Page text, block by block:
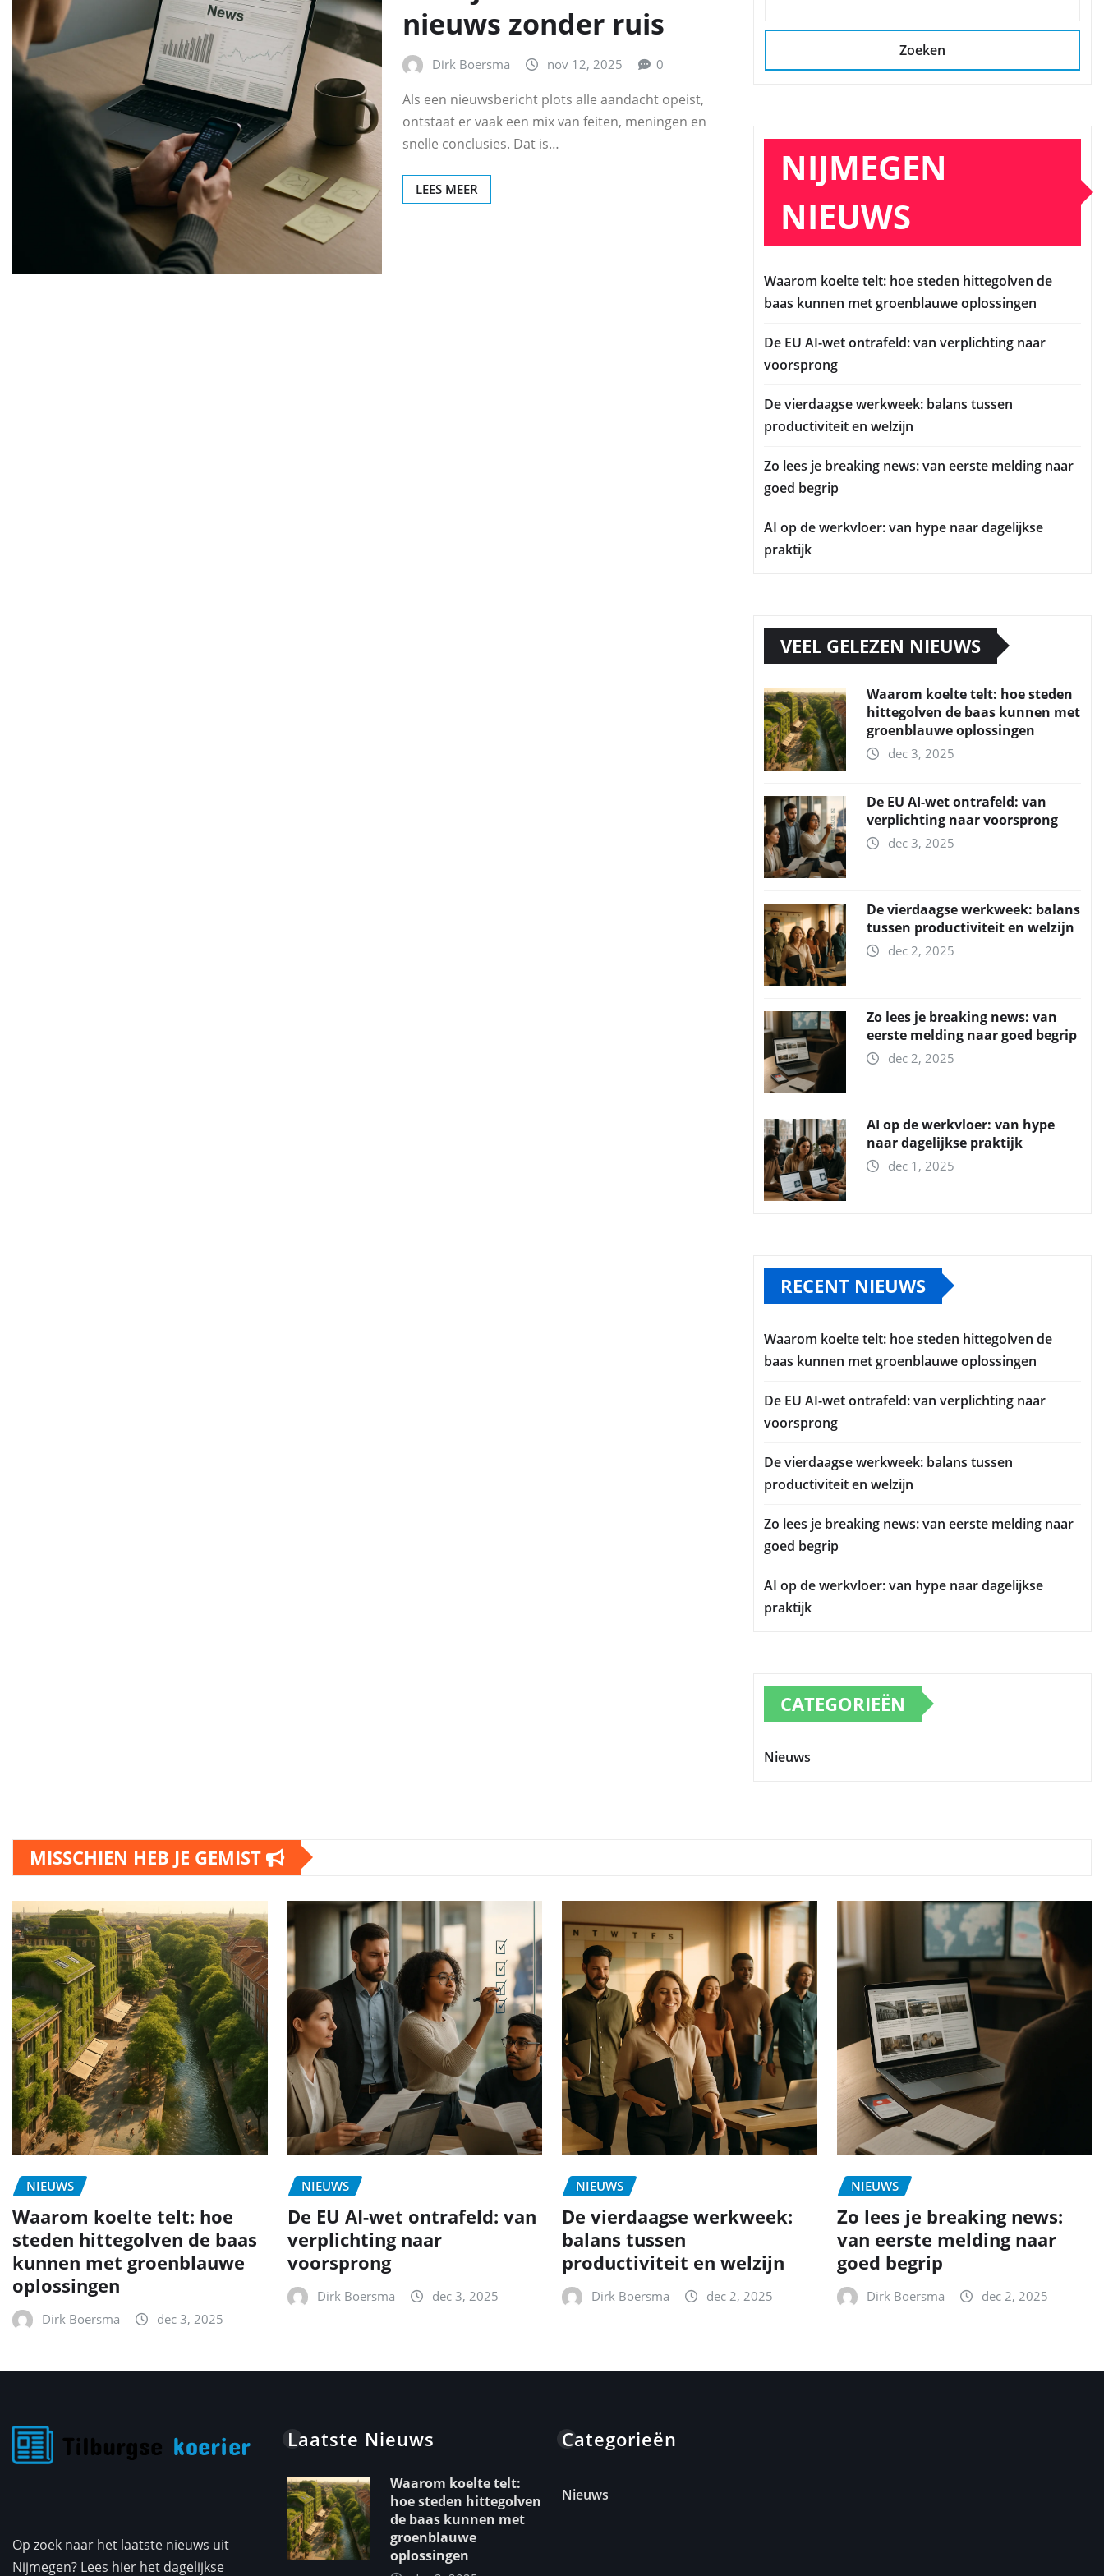
nieuws zonder ruis
Dirk Boersma nov 12, 2025 0
Als een nieuwsbericht plots alle aandacht opeist,
ontstaat er vaak een mix van feiten, meningen en
snelle conclusies. Dat is…
LEES MEER
Zoeken
NIJMEGEN
NIEUWS
Waarom koelte telt: hoe steden hittegolven de
baas kunnen met groenblauwe oplossingen
De EU AI-wet ontrafeld: van verplichting naar
voorsprong
De vierdaagse werkweek: balans tussen
productiviteit en welzijn
Zo lees je breaking news: van eerste melding naar
goed begrip
AI op de werkvloer: van hype naar dagelijkse
praktijk
VEEL GELEZEN NIEUWS
Waarom koelte telt: hoe steden
hittegolven de baas kunnen met
groenblauwe oplossingen
dec 3, 2025
De EU AI-wet ontrafeld: van
verplichting naar voorsprong
dec 3, 2025
De vierdaagse werkweek: balans
tussen productiviteit en welzijn
dec 2, 2025
Zo lees je breaking news: van
eerste melding naar goed begrip
dec 2, 2025
AI op de werkvloer: van hype
naar dagelijkse praktijk
dec 1, 2025
RECENT NIEUWS
Waarom koelte telt: hoe steden hittegolven de
baas kunnen met groenblauwe oplossingen
De EU AI-wet ontrafeld: van verplichting naar
voorsprong
De vierdaagse werkweek: balans tussen
productiviteit en welzijn
Zo lees je breaking news: van eerste melding naar
goed begrip
AI op de werkvloer: van hype naar dagelijkse
praktijk
CATEGORIEËN
Nieuws
MISSCHIEN HEB JE GEMIST
NIEUWS
Waarom koelte telt: hoe
steden hittegolven de baas
kunnen met groenblauwe
oplossingen
Dirk Boersma dec 3, 2025
NIEUWS
De EU AI-wet ontrafeld: van
verplichting naar
voorsprong
Dirk Boersma dec 3, 2025
NIEUWS
De vierdaagse werkweek:
balans tussen
productiviteit en welzijn
Dirk Boersma dec 2, 2025
NIEUWS
Zo lees je breaking news:
van eerste melding naar
goed begrip
Dirk Boersma dec 2, 2025
Op zoek naar het laatste nieuws uit
Nijmegen? Lees hier het dagelijkse
Laatste Nieuws
Waarom koelte telt:
hoe steden hittegolven
de baas kunnen met
groenblauwe
oplossingen
Categorieën
Nieuws